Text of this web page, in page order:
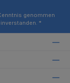
genommen
*